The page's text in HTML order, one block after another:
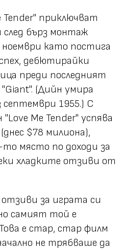
приключват
бърз монтаж
като постига
дебютирайки
преди последният
(Дийн умира
1955.) С
Me Tender" успява
$78 милиона),
място по доходи за
хладките отзиви от
отзиви за играта си
самият той е
е стар, стар филм
не трябваше да